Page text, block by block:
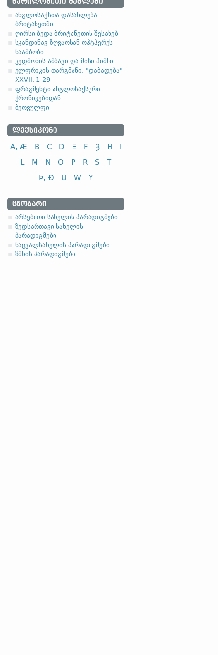
ᲬᲔᲠᲘᲚᲝᲑᲘᲗᲘ ᲫᲔᲒᲚᲔᲑᲘ
ანგლოსაქსთა დასახლება
ბრიტანეთში
ღირსი ბედა ბრიტანეთის შესახებ
სკანდინავ ზღვაოსან ოჰტჰერეს
ნაამბობი
კედმონის ამბავი და მისი ჰიმნი
ელფრიკის თარგმანი, "დაბადება"
XXVII, 1-29
ფრაგმენტი ანგლოსაქსური
ქრონიკებიდან
ბეოვულფი
ᲚᲔᲥᲡᲘᲙᲝᲜᲘ
A, Æ B C D E F Ȝ H
I
L
M N O P R S
T
Þ, Ð
U W Y
ᲪᲜᲝᲑᲐᲠᲘ
არსებითი სახელის პარადიგმები
ზედსართავი სახელის
პარადიგმები
ნაცვალსახელის პარადიგმები
ზმნის პარადიგმები